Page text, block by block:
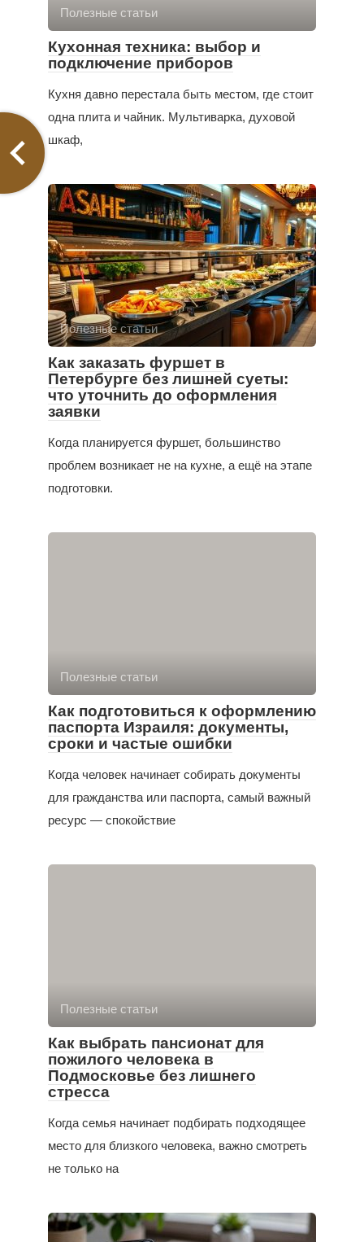
Полезные статьи
Кухонная техника: выбор и
подключение приборов
Кухня давно перестала быть местом, где стоит
одна плита и чайник. Мультиварка, духовой
шкаф,
Полезные статьи
Как заказать фуршет в
Петербурге без лишней суеты:
что уточнить до оформления
заявки
Когда планируется фуршет, большинство
проблем возникает не на кухне, а ещё на этапе
подготовки.
Полезные статьи
Как подготовиться к оформлению
паспорта Израиля: документы,
сроки и частые ошибки
Когда человек начинает собирать документы
для гражданства или паспорта, самый важный
ресурс — спокойствие
Полезные статьи
Как выбрать пансионат для
пожилого человека в
Подмосковье без лишнего
стресса
Когда семья начинает подбирать подходящее
место для близкого человека, важно смотреть
не только на